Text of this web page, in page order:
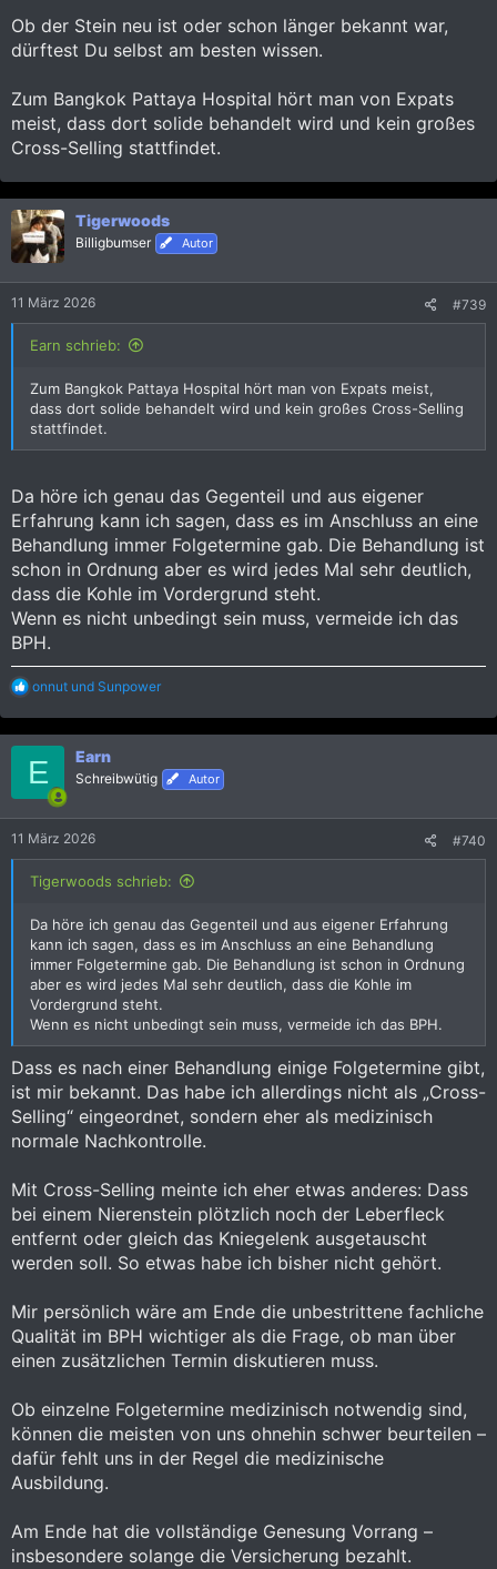
bezahlen?
Ob der Stein neu ist oder schon länger bekannt war,
dürftest Du selbst am besten wissen.
Zum Bangkok Pattaya Hospital hört man von Expats
meist, dass dort solide behandelt wird und kein großes
Cross-Selling stattfindet.
Tigerwoods
Billigbumser Autor
11 März 2026 #739
Earn schrieb:
Zum Bangkok Pattaya Hospital hört man von Expats meist,
dass dort solide behandelt wird und kein großes Cross-Selling
stattfindet.
Da höre ich genau das Gegenteil und aus eigener
Erfahrung kann ich sagen, dass es im Anschluss an eine
Behandlung immer Folgetermine gab. Die Behandlung ist
schon in Ordnung aber es wird jedes Mal sehr deutlich,
dass die Kohle im Vordergrund steht.
Wenn es nicht unbedingt sein muss, vermeide ich das
BPH.
R
a
k
i
n
:
onnut und Sunpower
E Earn
Schreibwütig Autor
11 März 2026 #740
Tigerwoods schrieb:
Da höre ich genau das Gegenteil und aus eigener Erfahrung
kann ich sagen, dass es im Anschluss an eine Behandlung
immer Folgetermine gab. Die Behandlung ist schon in Ordnung
aber es wird jedes Mal sehr deutlich, dass die Kohle im
Vordergrund steht.
Wenn es nicht unbedingt sein muss, vermeide ich das BPH.
Dass es nach einer Behandlung einige Folgetermine gibt,
ist mir bekannt. Das habe ich allerdings nicht als „Cross-
Selling“ eingeordnet, sondern eher als medizinisch
normale Nachkontrolle.
Mit Cross-Selling meinte ich eher etwas anderes: Dass
bei einem Nierenstein plötzlich noch der Leberfleck
entfernt oder gleich das Kniegelenk ausgetauscht
werden soll. So etwas habe ich bisher nicht gehört.
Mir persönlich wäre am Ende die unbestrittene fachliche
Qualität im BPH wichtiger als die Frage, ob man über
einen zusätzlichen Termin diskutieren muss.
Ob einzelne Folgetermine medizinisch notwendig sind,
können die meisten von uns ohnehin schwer beurteilen –
dafür fehlt uns in der Regel die medizinische
Ausbildung.
Am Ende hat die vollständige Genesung Vorrang –
insbesondere solange die Versicherung bezahlt.